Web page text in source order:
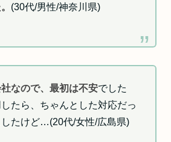
(30代/男性/神奈川県)
なので、最初は不安でした
たら、ちゃんとした対応だっ
たけど…(20代/女性/広島県)